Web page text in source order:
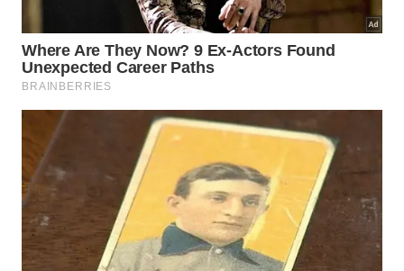
equilíbrio entre conforto, praticidade, higiene e
conforto acústico moderado.
Com o aumento da produção nacional, a tendência
lojas físicas e on-line. A possibilidade de instalar
sem obra pesada, atualizar o visual trocando
apenas algumas placas e adaptar o desenho do piso
ao longo do tempo ajuda a explicar por que esse
tipo de tapete tem tudo para se tornar peça-chave
nas casas brasileiras nos próximos anos.